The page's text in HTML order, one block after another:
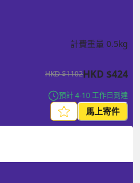
計費重量 0.5kg
HKD$1102HKD $424
預計 4-10 工作日到達
馬上寄件